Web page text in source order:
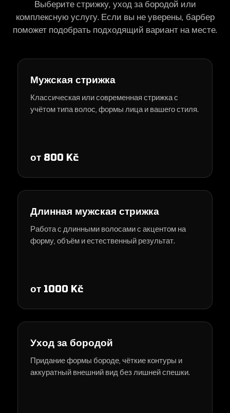
Выберите стрижку, уход за бородой или
комплексную услугу. Если вы не уверены, барбер
поможет подобрать подходящий вариант на месте.
Мужская стрижка
Классическая или современная стрижка с
учётом типа волос, формы лица и вашего стиля.
от 800 Kč
Длинная мужская стрижка
Работа с длинными волосами с акцентом на
форму, объём и естественный результат.
от 1000 Kč
Уход за бородой
Придание формы бороде, чёткие контуры и
аккуратный внешний вид без лишней спешки.